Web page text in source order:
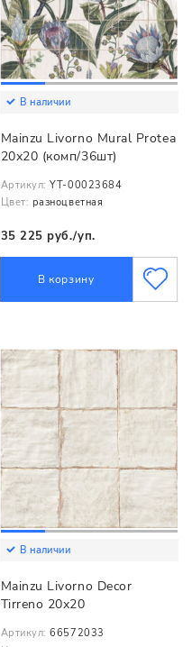
В наличии
Mainzu Livorno Mural Protea
20х20 (комп/36шт)
Артикул: YT-00023684
Цвет: разноцветная
35 225 руб./уп.
В корзину
В наличии
Mainzu Livorno Decor
Tirreno 20х20
Артикул: 66572033